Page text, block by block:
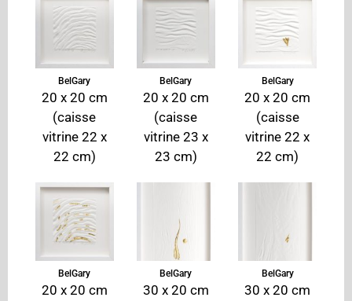
BelGary
20 x 20 cm
(caisse
vitrine 22 x
22 cm)
BelGary
20 x 20 cm
(caisse
vitrine 23 x
23 cm)
BelGary
20 x 20 cm
(caisse
vitrine 22 x
22 cm)
BelGary
20 x 20 cm
BelGary
30 x 20 cm
BelGary
30 x 20 cm